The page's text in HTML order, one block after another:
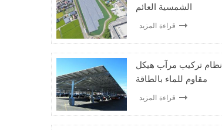
الشمسية العائم
قراءة المزيد
نظام تركيب مرآب هيكل
مقاوم للماء بالطاقة
الشمسية
قراءة المزيد